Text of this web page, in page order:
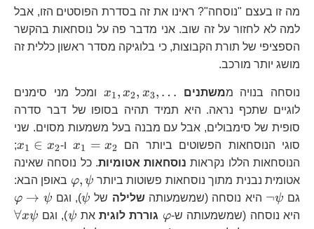
מה זו בעצם "נוסחה"? ראינו את זה בסדרת הפוסטים הזו, אבל
למה לא לחזור על זה שוב. אני מדבר פה על נוסחאות בהקשר
הספציפי של תורת הקבוצות, כי בלוגיקה מסדר ראשון כללית זה
מושג יותר מורכב.
נוסחה בנויה ממשתנים x1, x2, x3, …
ומכל מני סימנים
לוגיים שתכף נראה. היא תמיד תהיה בסופו של דבר סדרה
סופית של סימבולים, אבל עם מבנה בעל משמעות מסוים. שני
סוגי הנוסחאות הפשוטים ביותר הם
x1 = x2 ו- x1 ∈ x2
;
הנוסחאות הללו נקראות נוסחאות אטומיות. כל נוסחה שאינה
אטומית נבנית מתוך נוסחאות פשוטות ביותר
φ, ψ
באופן הבא:
גם
\neg\psi ¬ψ היא נוסחה (שמשמעותהשלילה של \psi
ψ), וגם φ → ψ
היא נוסחה (שמשמעותה ש-
\varphi
φ גוררת לוגית את \psi
ψ), וגם ∀xψ